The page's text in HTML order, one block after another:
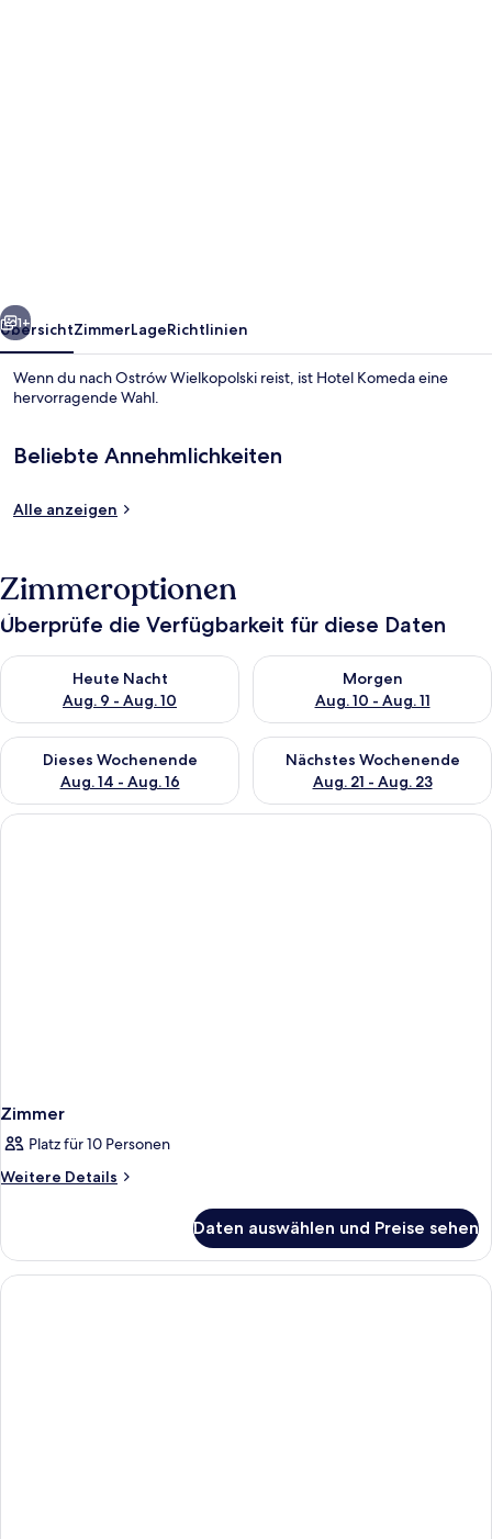
1+
ÜbersichtZimmerLageRichtlinien
Wenn du nach Ostrów Wielkopolski reist, ist Hotel Komeda eine
hervorragende Wahl.
Beliebte Annehmlichkeiten
Alle anzeigen
Zimmeroptionen
Überprüfe die Verfügbarkeit für diese Daten
Heute Nacht
Aug. 9 - Aug. 10
Überprüfe die Verfügbarkeit für heute Nacht, Aug. 9 - Aug.
Morgen
Aug. 10 - Aug. 11
Überprüfe die Verfügbarkeit
Dieses Wochenende
Aug. 14 - Aug. 16
Überprüfe die Verfügbarkeit für dieses Wochenende, Aug. 14
Nächstes Wochenende
Aug. 21 - Aug. 23
Überprüfe die Verfügbarkeit
Zimmer
Platz für 10 Personen
Weitere Details
Weitere
Daten auswählen und Preise sehen